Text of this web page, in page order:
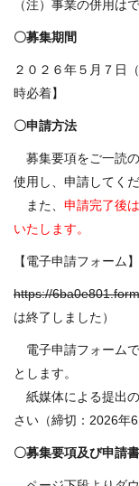
（注）事業の併用は
〇募集期間
２０２６年５月７日
時必着】
〇申請方法
募集要項をご一読
使用し、申請してくだ
また、 申請完了後
いたします。
【電子申請フォーム
https://
は終了しました）
電子申請フォーム
とします。
紙媒体による提出
さい（締切：2026年
〇募集要項及び申請